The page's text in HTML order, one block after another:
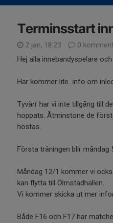
Terminsstart
2 jan, 18:23
0
Hej alla innebandyspelare
Här kommer lite info om
Tyvärr har vi inte tillgång till
hoppats. Åtminstone de
höstas.
Första träningen blir måndag
Måndag 12/1 kommer vi
kan flytta till Ölmstadhallen.
Vi kommer skicka ut mer
Både F16 och F17 har